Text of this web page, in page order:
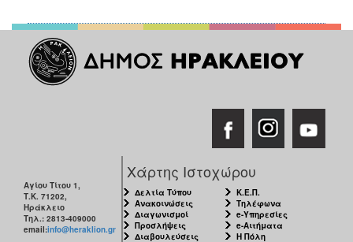
Αγίου Τίτου 1,
Τ.Κ. 71202,
Ηράκλειο
Τηλ.: 2813-409000
email:info@heraklion.gr
Χάρτης Ιστοχώρου
Δελτία Τύπου
Ανακοινώσεις
Διαγωνισμοί
Προσλήψεις
Διαβουλεύσεις
Κ.Ε.Π.
Τηλέφωνα
e-Υπηρεσίες
e-Αιτήματα
Η Πόλη